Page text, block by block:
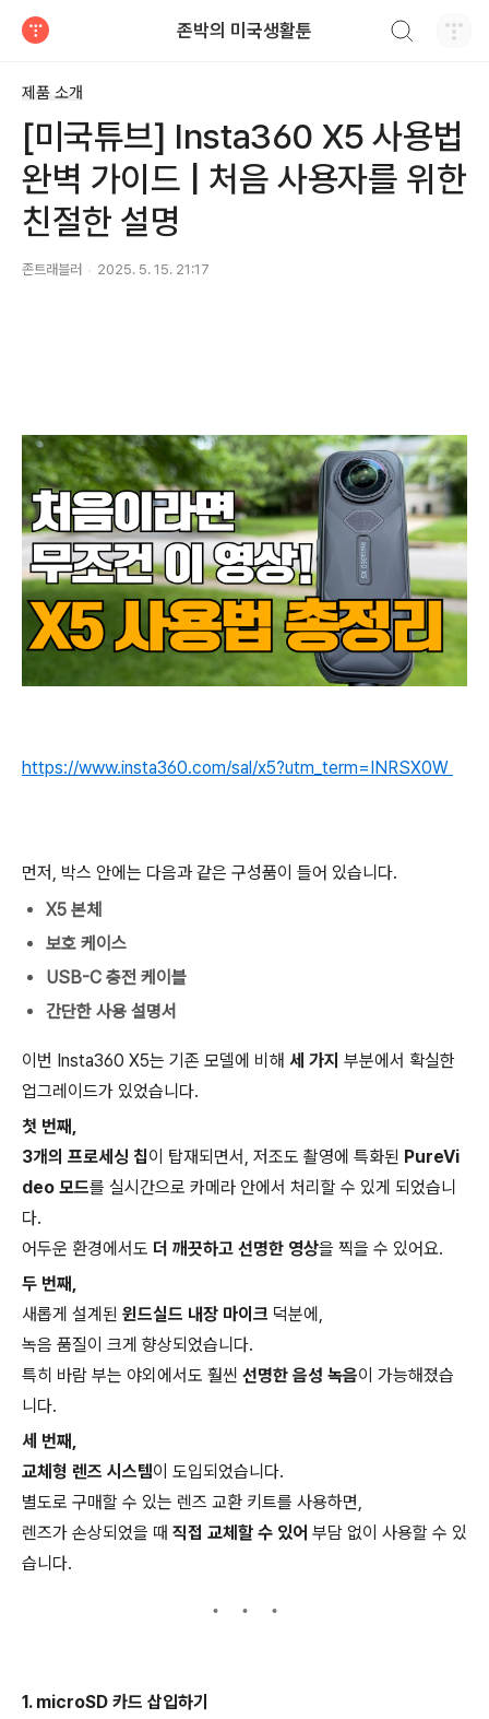
존박의 미국생활툰
제품 소개
[미국튜브] Insta360 X5 사용법
완벽 가이드 | 처음 사용자를 위한
친절한 설명
존트래블러 2025. 5. 15. 21:17
https://www.insta360.com/sal/x5?utm_term=INRSX0W
먼저, 박스 안에는 다음과 같은 구성품이 들어 있습니다.
X5 본체
보호 케이스
USB-C 충전 케이블
간단한 사용 설명서
이번 Insta360 X5는 기존 모델에 비해 세 가지 부분에서 확실한
업그레이드가 있었습니다.
첫 번째,
3개의 프로세싱 칩이 탑재되면서, 저조도 촬영에 특화된 PureVi
deo 모드를 실시간으로 카메라 안에서 처리할 수 있게 되었습니
다.
어두운 환경에서도 더 깨끗하고 선명한 영상을 찍을 수 있어요.
두 번째,
새롭게 설계된 윈드실드 내장 마이크 덕분에,
녹음 품질이 크게 향상되었습니다.
특히 바람 부는 야외에서도 훨씬 선명한 음성 녹음이 가능해졌습
니다.
세 번째,
교체형 렌즈 시스템이 도입되었습니다.
별도로 구매할 수 있는 렌즈 교환 키트를 사용하면,
렌즈가 손상되었을 때 직접 교체할 수 있어 부담 없이 사용할 수 있
습니다.
1. microSD 카드 삽입하기